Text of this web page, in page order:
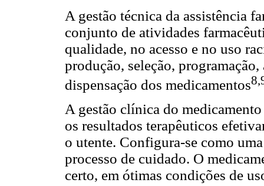
A gestão técnica da assistência
conjunto de atividades
qualidade, no acesso e no uso
produção, seleção,
dispensação dos medicamentos
A gestão clínica do medicamento
os resultados terapêuticos
o utente. Configura-se como
processo de cuidado. O
certo, em ótimas condições de